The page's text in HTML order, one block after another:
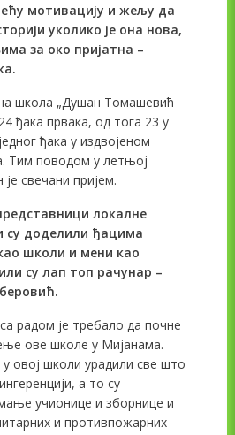
мотивацију и жељу да
уколико је она нова,
за око пријатна –
школа „Душан Томашевић
ђака првака, од тога 23 у
ђака у издвојеном
Тим поводом у летњој
свечани пријем.
локалне
су доделили ђацима
школи и мени као
су лап топ рачунар –
радом је требало да почне
ове школе у Мијанама.
овој школи урадили све што
а то су
учионице и зборнице и
и противпожарних